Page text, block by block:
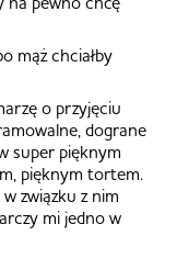
mąż chciałby
o przyjęciu
dograne
super pięknym
pięknym tortem.
związku z nim
mi jedno w